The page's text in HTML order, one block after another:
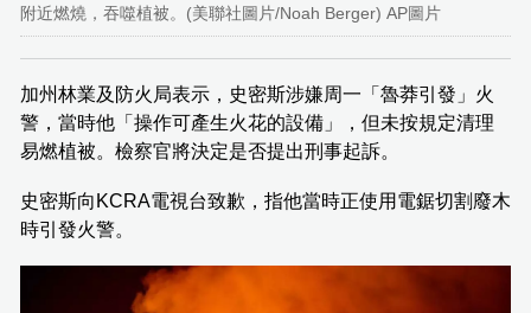
附近燃燒，吞噬植被。(美聯社圖片/Noah Berger) AP圖片
加州林業及防火局表示，史密斯涉嫌周一「魯莽引發」火
警，當時他「操作可產生火花的設備」，但未按規定清理
易燃植被。檢察官將決定是否提出刑事起訴。
史密斯向KCRA電視台致歉，指他當時正使用電鋸切割廢木
時引發火警。